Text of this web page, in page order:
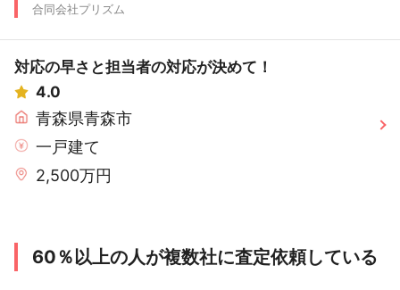
合同会社プリズム
対応の早さと担当者の対応が決めて！
4.0
青森県青森市
一戸建て
2,500万円
60％以上の人が複数社に査定依頼している